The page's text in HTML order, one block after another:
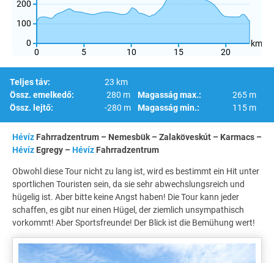
0 5 10 15 20
km
0
100
200
Teljes táv:
23 km
Össz. emelkedő:
280 m
Össz. lejtő:
-280 m
Magasság max.:
265 m
Magasság min.:
115 m
Hévíz Fahrradzentrum – Nemesbük – Zalaköveskút – Karmacs –
Hévíz Egregy – Hévíz Fahrradzentrum
Obwohl diese Tour nicht zu lang ist, wird es bestimmt ein Hit unter
sportlichen Touristen sein, da sie sehr abwechslungsreich und
hügelig ist. Aber bitte keine Angst haben! Die Tour kann jeder
schaffen, es gibt nur einen Hügel, der ziemlich unsympathisch
vorkommt! Aber Sportsfreunde! Der Blick ist die Bemühung wert!